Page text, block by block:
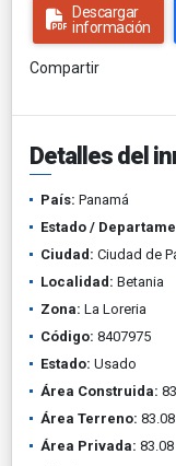
Descargar
información
Compartir
Detalles del
País: Panamá
Estado /
Ciudad: Ciudad de
Localidad: Betania
Zona: La Loreria
Código: 8407975
Estado: Usado
Área Construida:
Área Terreno:
Área Privada: 83.08